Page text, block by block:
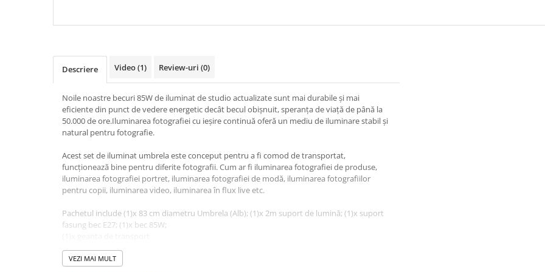
Descriere Video(1) Review-uri (0)
Noile noastre becuri 85W de iluminat de studio actualizate sunt mai durabile și mai
eficiente din punct de vedere energetic decât becul obișnuit, speranța de viață de până la
50.000 de ore.Iluminarea fotografiei cu ieșire continuă oferă un mediu de iluminare stabil și
natural pentru fotografie.
Acest set de iluminat umbrela este conceput pentru a fi comod de transportat,
funcționează bine pentru diferite fotografii. Cum ar fi iluminarea fotografiei de produse,
iluminarea fotografiei portret, iluminarea fotografiei de modă, iluminarea fotografiilor
pentru copii, iluminarea video, iluminarea în flux live etc.
Pachetul include (1)x 83 cm diametru Umbrela (Alb); (1)x 2m suport de lumină; (1)x suport
fasung bec E27; (1)x bec 85W;
Caracteristici:
VEZI MAI MULT